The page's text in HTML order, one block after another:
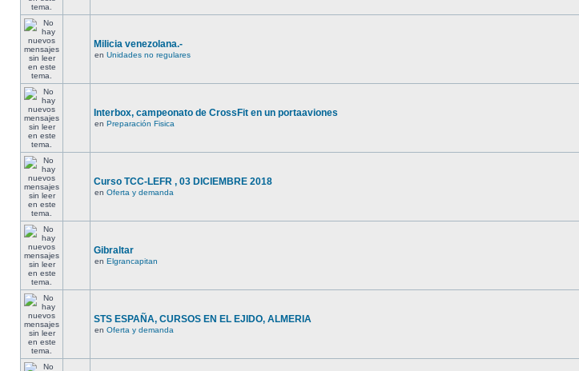
Milicia venezolana.-
en Unidades no regulares
Interbox, campeonato de CrossFit en un portaaviones
en Preparación Fisica
Curso TCC-LEFR , 03 DICIEMBRE 2018
en Oferta y demanda
Gibraltar
en Elgrancapitan
STS ESPAÑA, CURSOS EN EL EJIDO, ALMERIA
en Oferta y demanda